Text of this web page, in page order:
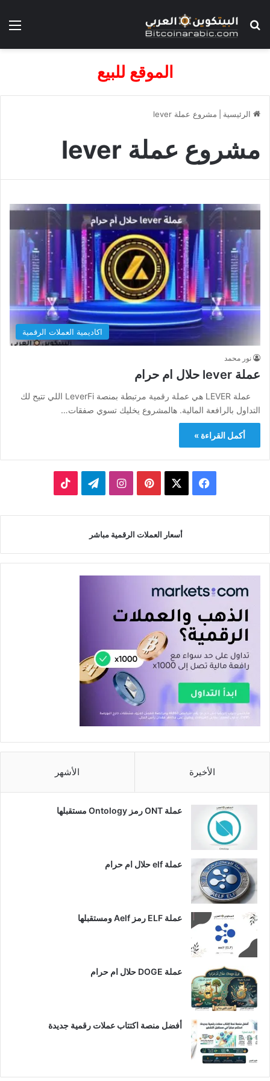
بحث عن
الموقع للبيع
الرئيسية مشروع عملة lever
مشروع عملة lever
اكاديمية العملات الرقمية
نور محمد
عملة lever حلال ام حرام
عملة LEVER هي عملة رقمية مرتبطة بمنصة LeverFi اللي تتيح لك
التداول بالرافعة المالية. هالمشروع يخليك تسوي صفقات…
أكمل القراءة »
فيسبوك بينتيريستانستقرامتيلقرام
أسعار العملات الرقمية مباشر
الأخيرة الأشهر
عملة ONT رمز Ontology مستقبلها
عملة elf حلال ام حرام
عملة ELF رمز Aelf ومستقبلها
عملة DOGE حلال ام حرام
أفضل منصة اكتتاب عملات رقمية جديدة